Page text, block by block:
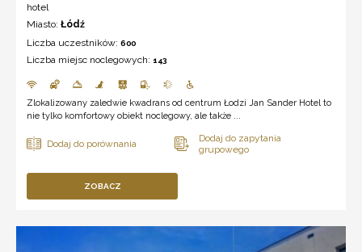
hotel
Miasto: Łódź
Liczba uczestników: 600
Liczba miejsc noclegowych: 143
Zlokalizowany zaledwie kwadrans od centrum Łodzi Jan Sander Hotel to
nie tylko komfortowy obiekt noclegowy, ale także ...
ZOBACZ